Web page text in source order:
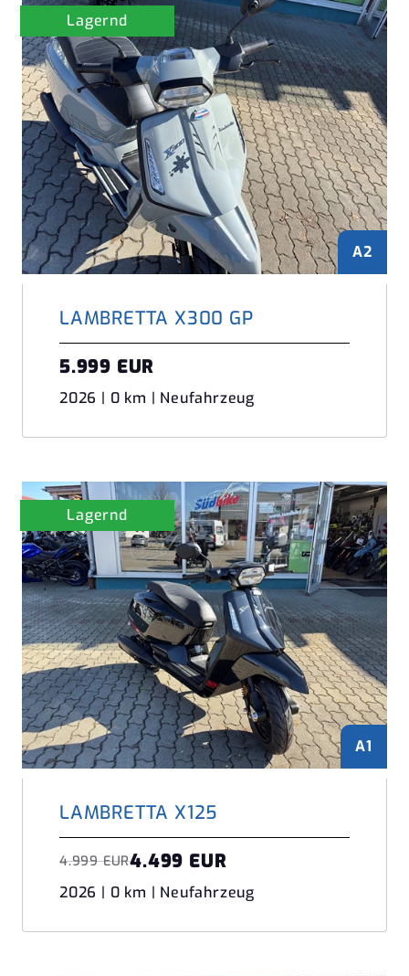
A2
Lagernd
LAMBRETTA X300 GP
5.999 EUR
2026 | 0 km | Neufahrzeug
A1
Lagernd
LAMBRETTA X125
4.999 EUR4.499 EUR
2026 | 0 km | Neufahrzeug